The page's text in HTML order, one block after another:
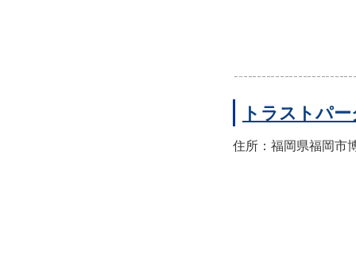
トラストパ
住所：福岡県福岡市